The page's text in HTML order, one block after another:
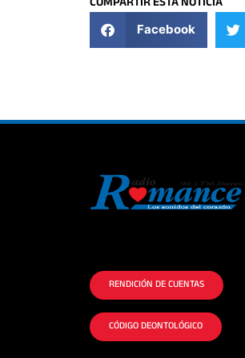
Facebook
RENDICIÓN DE CUENTAS
CÓDIGO DEONTOLÓGICO